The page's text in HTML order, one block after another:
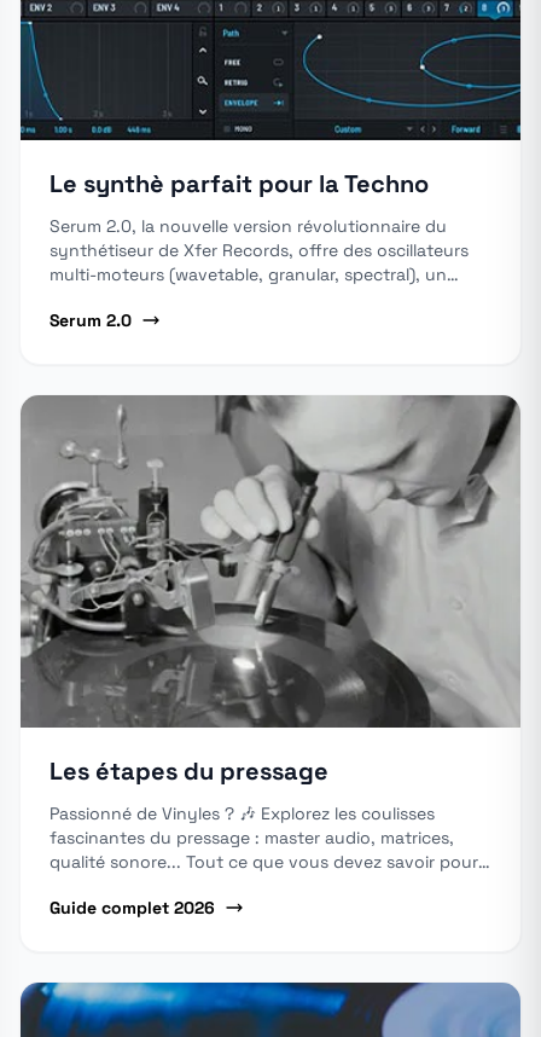
Le synthè parfait pour la Techno
Serum 2.0, la nouvelle version révolutionnaire du
synthétiseur de Xfer Records, offre des oscillateurs
multi-moteurs (wavetable, granular, spectral), un
limites de votre sound design !
Serum 2.0
Les étapes du pressage
Passionné de Vinyles ? 🎶 Explorez les coulisses
fascinantes du pressage : master audio, matrices,
qualité sonore... Tout ce que vous devez savoir pour
Guide complet 2026